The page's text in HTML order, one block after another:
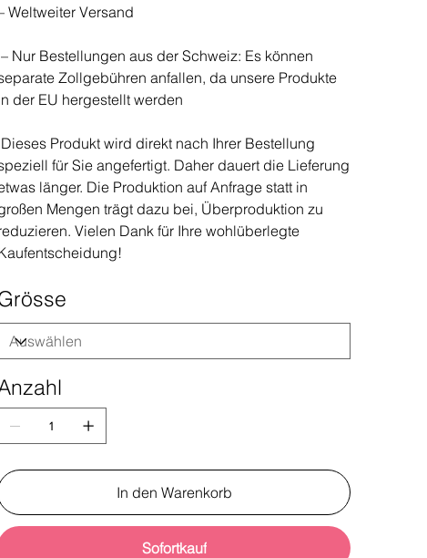
Weltweiter Versand
– Nur Bestellungen aus der Schweiz: Es können
Zollgebühren anfallen, da unsere Produkte
der EU hergestellt werden
Dieses Produkt wird direkt nach Ihrer Bestellung
für Sie angefertigt. Daher dauert die Lieferung
länger. Die Produktion auf Anfrage statt in
Mengen trägt dazu bei, Überproduktion zu
Vielen Dank für Ihre wohlüberlegte
In den Warenkorb
Sofortkauf